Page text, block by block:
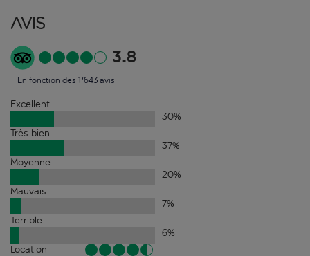
Avis
3.8
En fonction des 1'643 avis
Excellent
30%
Très bien
37%
Moyenne
20%
Mauvais
7%
Terrible
6%
Location